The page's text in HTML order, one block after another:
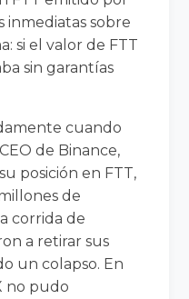
inmediatas sobre
si el valor de FTT
sin garantías
cuando
de Binance,
posición en FTT,
de
corrida de
a retirar sus
un colapso. En
no pudo